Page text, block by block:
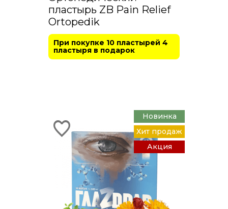
пластырь ZB Pain Relief
Ortopedik
При покупке 10 пластырей 4
пластыря в подарок
Новинка
Хит продаж
Акция